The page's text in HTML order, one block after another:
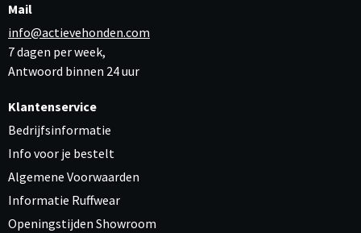
Mail
info@actievehonden.com
7 dagen per week,
Antwoord binnen 24 uur
Klantenservice
Bedrijfsinformatie
Info voor je bestelt
Algemene Voorwaarden
Informatie Ruffwear
Openingstijden Showroom